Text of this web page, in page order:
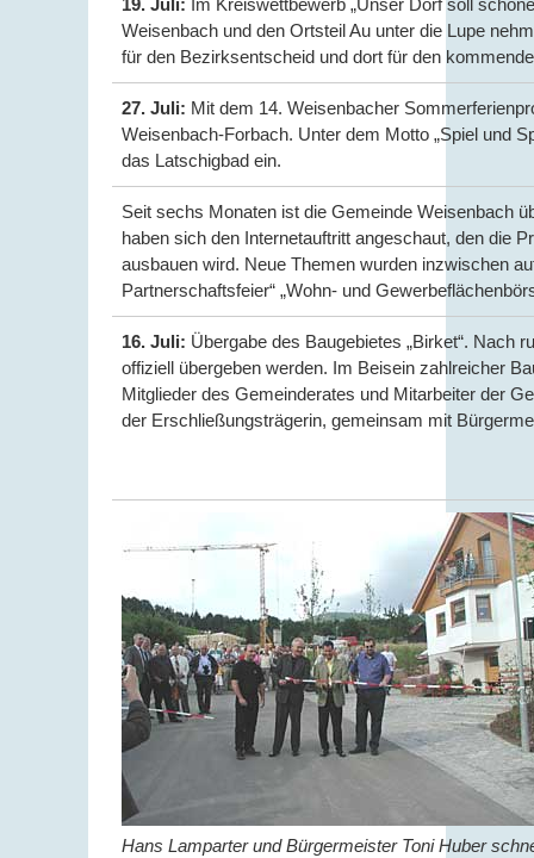
19. Juli: Im Kreiswettbewerb „Unser Dorf soll
Weisenbach und den Ortsteil Au unter die Lupe
für den Bezirksentscheid und dort für den
27. Juli: Mit dem 14. Weisenbacher
Weisenbach-Forbach. Unter dem Motto „Spiel und
das Latschigbad ein.
Seit sechs Monaten ist die Gemeinde Weisenbach
haben sich den Internetauftritt angeschaut, den die
ausbauen wird. Neue Themen wurden inzwischen
Partnerschaftsfeier“ „Wohn- und
16. Juli: Übergabe des Baugebietes „Birket“. Nach
offiziell übergeben werden. Im Beisein zahlreicher
Mitglieder des Gemeinderates und Mitarbeiter der
der Erschließungsträgerin, gemeinsam mit
Hans Lamparter und Bürgermeister Toni Huber